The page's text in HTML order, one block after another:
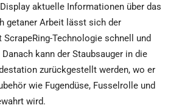
aktuelle Informationen über das
getaner Arbeit lässt sich der
Technologie schnell und
kann der Staubsauger in die
zurückgestellt werden, wo er
wie Fugendüse, Fusselrolle und
wird.